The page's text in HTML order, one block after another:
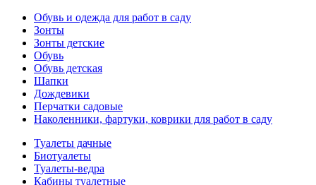
Обувь и одежда для работ в саду
Зонты
Зонты детские
Обувь
Обувь детская
Шапки
Дождевики
Перчатки садовые
Наколенники, фартуки, коврики для работ в саду
Туалеты дачные
Биотуалеты
Туалеты-ведра
Кабины туалетные